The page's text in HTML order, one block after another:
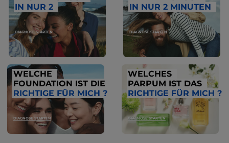
IN NUR 2
DIAGNOSE STARTEN
IN NUR 2 MINUTEN
DIAGNOSE STARTEN
WELCHE
FOUNDATION IST DIE
RICHTIGE FÜR MICH ?
DIAGNOSE STARTEN
WELCHES
PARPUM IST DAS
RICHTIGE FÜR MICH ?
DIAGNOSE STARTEN